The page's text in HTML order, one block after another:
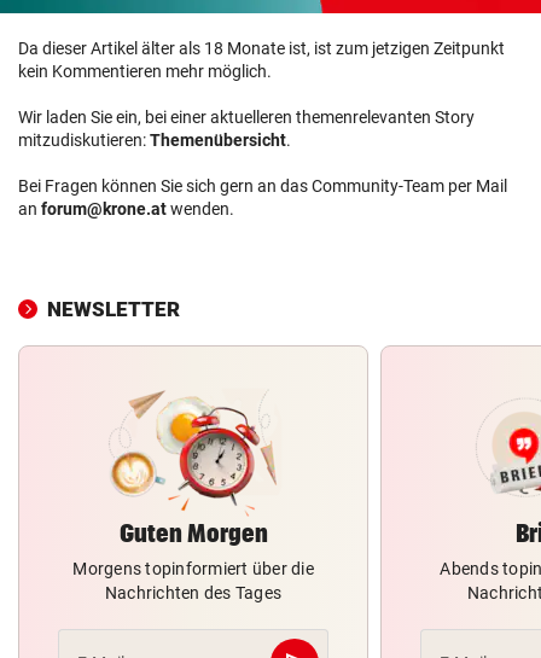
Da dieser Artikel älter als 18 Monate ist, ist zum jetzigen Zeitpunkt
kein Kommentieren mehr möglich.
Wir laden Sie ein, bei einer aktuelleren themenrelevanten Story
mitzudiskutieren:Themenübersicht.
Bei Fragen können Sie sich gern an das Community-Team per Mail
an forum@krone.atwenden.
NEWSLETTER
Guten Morgen
Morgens topinformiert über die
Nachrichten des Tages
Abends